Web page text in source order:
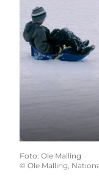
Foto: Ole Malling
© Ole Malling,